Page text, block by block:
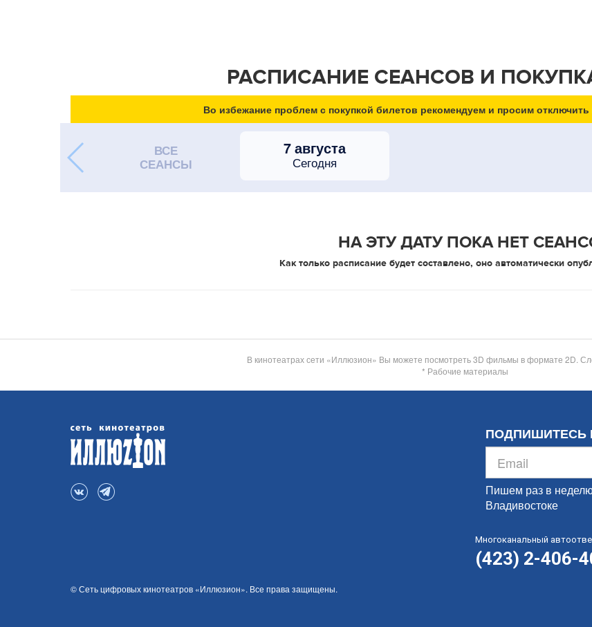
РАСПИСАНИЕ СЕАНСОВ И
Во избежание проблем с покупкой билетов рекомендуем и просим
ВСЕ
СЕАНСЫ
7 августа
Сегодня
НА ЭТУ ДАТУ ПОКА НЕТ
Как только расписание будет составлено, оно автоматически
В кинотеатрах сети «Иллюзион» Вы можете посмотреть 3D фильмы в формате 2D.
* Рабочие материалы
ПОДПИШИТЕСЬ
Пишем раз в
Владивостоке
Многоканальный
(423) 2-406-
© Сеть цифровых кинотеатров «Иллюзион». Все права защищены.